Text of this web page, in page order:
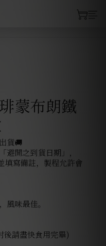
蒙布朗鐵
貨🚚
避開之到貨日期」，
填寫備註，製程允許會
風味最佳。
後請盡快食用完畢)